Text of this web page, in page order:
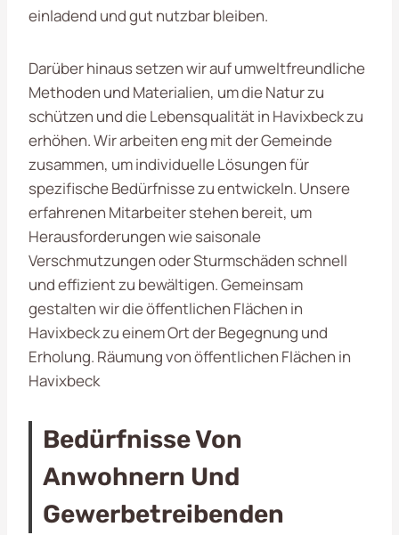
einladend und gut nutzbar bleiben.
Darüber hinaus setzen wir auf umweltfreundliche
Methoden und Materialien, um die Natur zu
schützen und die Lebensqualität in Havixbeck zu
erhöhen. Wir arbeiten eng mit der Gemeinde
zusammen, um individuelle Lösungen für
spezifische Bedürfnisse zu entwickeln. Unsere
erfahrenen Mitarbeiter stehen bereit, um
Herausforderungen wie saisonale
Verschmutzungen oder Sturmschäden schnell
und effizient zu bewältigen. Gemeinsam
gestalten wir die öffentlichen Flächen in
Havixbeck zu einem Ort der Begegnung und
Erholung. Räumung von öffentlichen Flächen in
Havixbeck
Bedürfnisse Von
Anwohnern Und
Gewerbetreibenden